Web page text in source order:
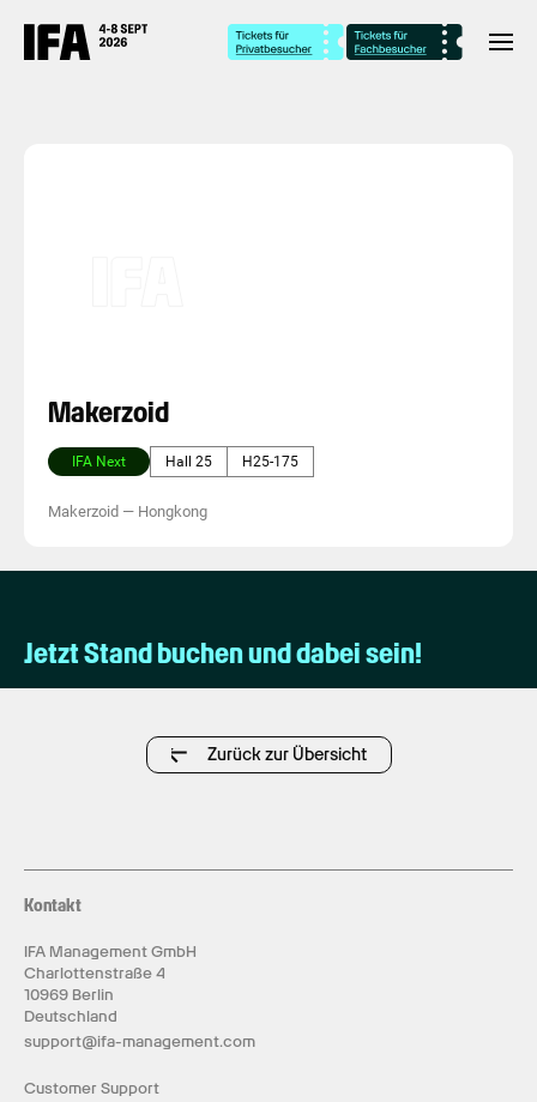
Makerzoid
IFA Next Hall 25 H25-175
Makerzoid — Hongkong
Jetzt Stand buchen und dabei sein!
Zurück zur Übersicht
Kontakt
IFA Management GmbH
Charlottenstraße 4
10969 Berlin
Deutschland
support@ifa-management.com
Customer Support